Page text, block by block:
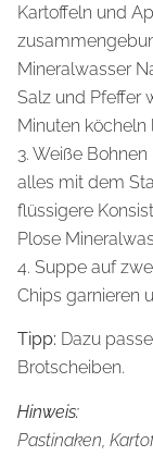
Kartoffeln und
Mineralwasser
Salz und Pfeffer
Minuten köcheln
3. Weiße
alles mit dem
flüssigere
Plose
4. Suppe auf
Chips garnieren
Tipp: Dazu
Brotscheiben.
Hinweis:
Pastinaken,